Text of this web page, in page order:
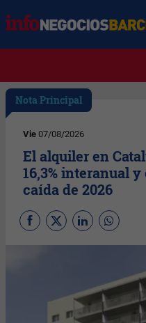
Nota Principal
Vie 07/08/2026
El alquiler en
16,3% interanual
caída de 2026